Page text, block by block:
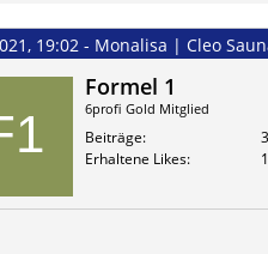
19:02 - Monalisa | Cleo
Formel 1
6profi Gold Mitglied
Beiträge
Erhaltene Likes